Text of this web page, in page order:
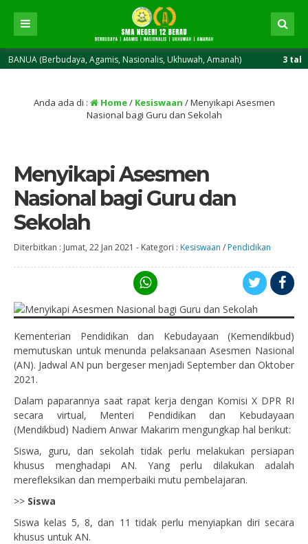
(Berbudaya, Agamis, Nasionalis, Ukhuwah, Amanah) 3 tahun
Anda ada di : Home/ Kesiswaan /Menyikapi Asesmen
Nasional bagi Guru dan Sekolah
Menyikapi Asesmen
Nasional bagi Guru dan
Sekolah
Diterbitkan : Jumat, 22 Jan 2021 - Kategori : Kesiswaan / Pendidikan
Kementerian Pendidikan dan Kebudayaan (Kemendikbud)
memutuskan untuk menunda pelaksanaan Asesmen Nasional
(AN). Jadwal AN pun bergeser menjadi September dan Oktober
2021.
Dalam paparannya saat rapat kerja dengan Komisi X DPR RI
secara virtual, Menteri Pendidikan dan Kebudayaan
(Mendikbud) Nadiem Anwar Makarim mengungkap hal berikut:
Siswa, guru, dan sekolah tidak perlu melakukan persiapan
khusus menghadapi AN. Yang perlu dilakukan adalah
merefleksikan dan memperbaiki mutu pembelajaran.
>> Siswa
Siswa kelas 5, 8, dan 11 tidak perlu menyiapkan diri secara
khusus untuk AN.